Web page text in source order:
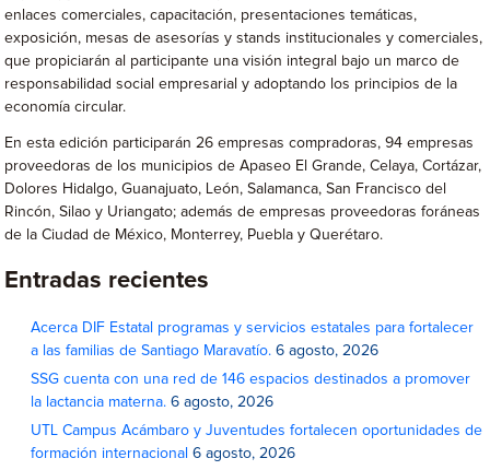
enlaces comerciales, capacitación, presentaciones temáticas,
exposición, mesas de asesorías y stands institucionales y comerciales,
que propiciarán al participante una visión integral bajo un marco de
responsabilidad social empresarial y adoptando los principios de la
economía circular.
En esta edición participarán 26 empresas compradoras, 94 empresas
proveedoras de los municipios de Apaseo El Grande, Celaya, Cortázar,
Dolores Hidalgo, Guanajuato, León, Salamanca, San Francisco del
Rincón, Silao y Uriangato; además de empresas proveedoras foráneas
de la Ciudad de México, Monterrey, Puebla y Querétaro.
Entradas recientes
Acerca DIF Estatal programas y servicios estatales para fortalecer
a las familias de Santiago Maravatío. 6 agosto, 2026
SSG cuenta con una red de 146 espacios destinados a promover
la lactancia materna. 6 agosto, 2026
UTL Campus Acámbaro y Juventudes fortalecen oportunidades de
formación internacional 6 agosto, 2026